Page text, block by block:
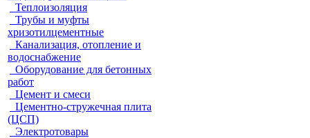
Теплоизоляция
Трубы и муфты
хризотилцементные
Канализация, отопление и
водоснабжение
Оборудование для бетонных
работ
Цемент и смеси
Цементно-стружечная плита
(ЦСП)
Электротовары